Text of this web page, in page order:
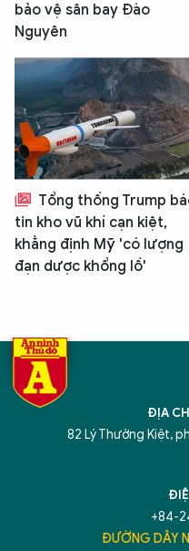
bảo vệ sân bay Đào
Nguyên
Tổng thống Trump
tin kho vũ khí cạn kiệt,
khẳng định Mỹ 'có lượng
đạn dược khổng lồ'
ĐỊA
82 Lý Thường Kiệt,
+84-
ĐƯỜNG DÂY